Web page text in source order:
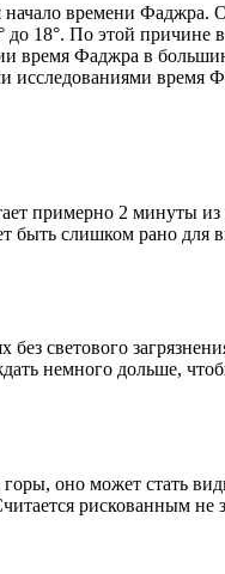
времени Фаджра.
до 18°. По этой
время Фаджра в
время
примерно 2 минуты
быть слишком рано для
светового
немного дольше,
оно может стать
рискованным не